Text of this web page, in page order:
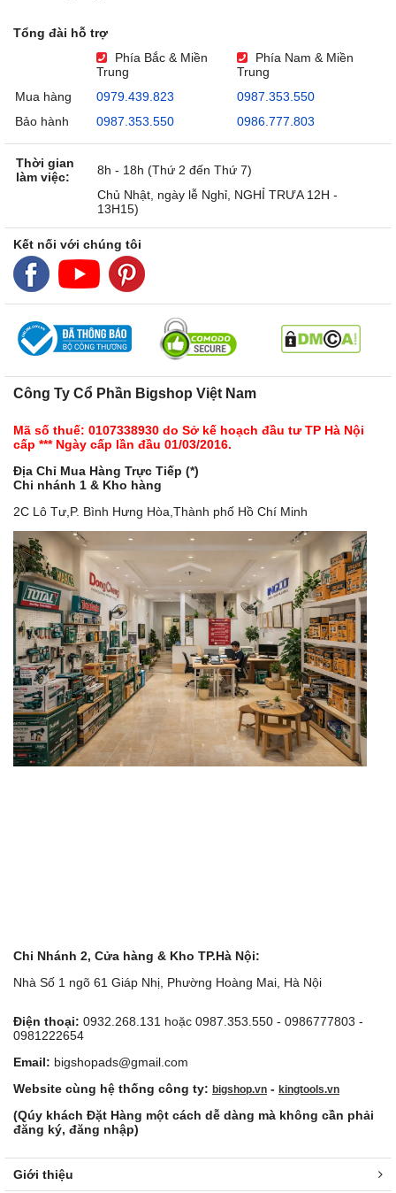
Tổng đài hỗ trợ
Phía Bắc & Miền
Trung
Phía Nam & Miền
Trung
Mua hàng
0979.439.823
0987.353.550
Bảo hành
0987.353.550 0986.777.803
Thời gian
làm việc:
8h - 18h (Thứ 2 đến Thứ 7)
Chủ Nhật, ngày lễ Nghỉ, NGHỈ TRƯA 12H -
13H15)
Kết nối với chúng tôi
Công Ty Cổ Phần Bigshop Việt Nam
Mã số thuế: 0107338930 do Sở kế hoạch đầu tư TP Hà Nội
cấp *** Ngày cấp lần đầu 01/03/2016.
Địa Chỉ Mua Hàng Trực Tiếp (*)
Chi nhánh 1 & Kho hàng
2C Lô Tư,P. Bình Hưng Hòa,Thành phố Hồ Chí Minh
Chi Nhánh 2, Cửa hàng & Kho TP.Hà Nội:
Nhà Số 1 ngõ 61 Giáp Nhị, Phường Hoàng Mai, Hà Nội
Điện thoại: 0932.268.131 hoặc 0987.353.550 - 0986777803 -
0981222654
Email: bigshopads@gmail.com
Website cùng hệ thống công ty: bigshop.vn - kingtools.vn
(Qúy khách Đặt Hàng một cách dễ dàng mà không cần phải
đăng ký, đăng nhập)
Giới thiệu